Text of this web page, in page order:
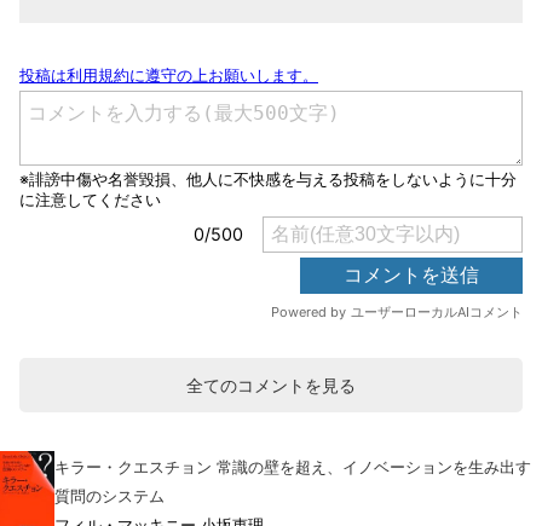
全てのコメントを見る
キラー・クエスチョン 常識の壁を超え、イノベーションを生み出す
質問のシステム